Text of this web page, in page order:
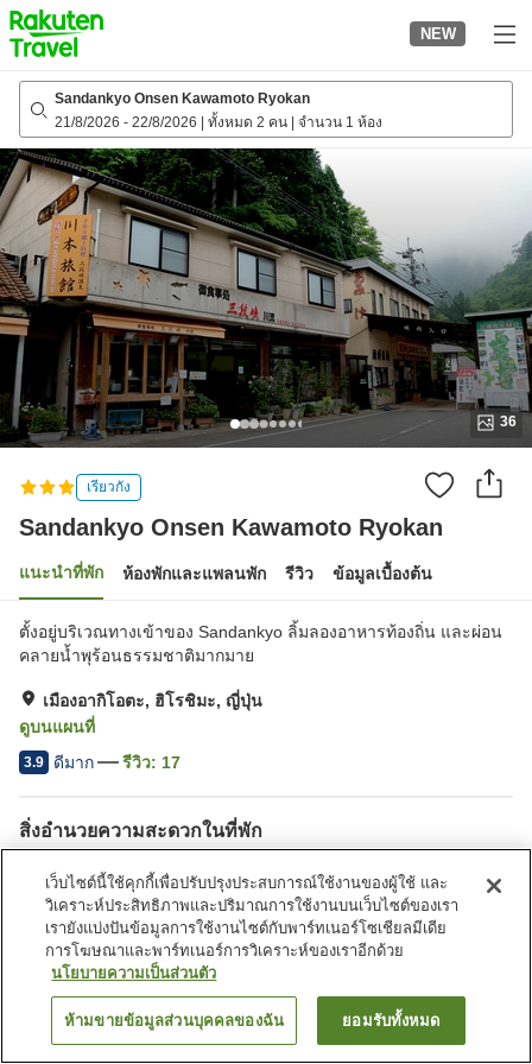
to
top
page
NEW
Sandankyo Onsen Kawamoto Ryokan
21/8/2026 - 22/8/2026 ทั้งหมด 2 คน จำนวน 1 ห้อง
36
เรียวกัง
Sandankyo Onsen Kawamoto Ryokan
แนะนำที่พัก ห้องพักและแพลนพัก รีวิว ข้อมูลเบื้องต้น
ตั้งอยู่บริเวณทางเข้าของ Sandankyo ลิ้มลองอาหารท้องถิ่น และผ่อน
คลายน้ำพุร้อนธรรมชาติมากมาย
เมืองอากิโอตะ, ฮิโรชิมะ, ญี่ปุ่น
ดูบนแผนที่
3.9 ดีมาก รีวิว: 17
สิ่งอำนวยความสะดวกในที่พัก
ร้านค้า
ห้องอาบน้ำใหญ่ (มีบ่อน้ำพุ
ร้อน)
หน้าแรก ญี่ปุ่น ฮิโรชิมะ
Sandankyo Onsen Kawamoto Ryokan
ค้นหาห้องพัก
เว็บไซต์นี้ใช้คุกกี้เพื่อปรับปรุงประสบการณ์ใช้งานของผู้ใช้ และ
วิเคราะห์ประสิทธิภาพและปริมาณการใช้งานบนเว็บไซต์ของเรา
เรายังแบ่งปันข้อมูลการใช้งานไซต์กับพาร์ทเนอร์โซเชียลมีเดีย
การโฆษณาและพาร์ทเนอร์การวิเคราะห์ของเราอีกด้วย
นโยบายความเป็นส่วนตัว
ห้ามขายข้อมูลส่วนบุคคลของฉัน ยอมรับทั้งหมด